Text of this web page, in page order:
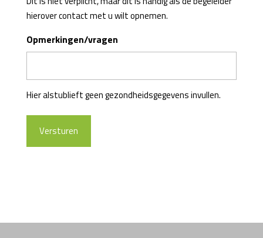
hierover contact met u wilt opnemen.
Opmerkingen/vragen
Hier alstublieft geen gezondheidsgegevens invullen.